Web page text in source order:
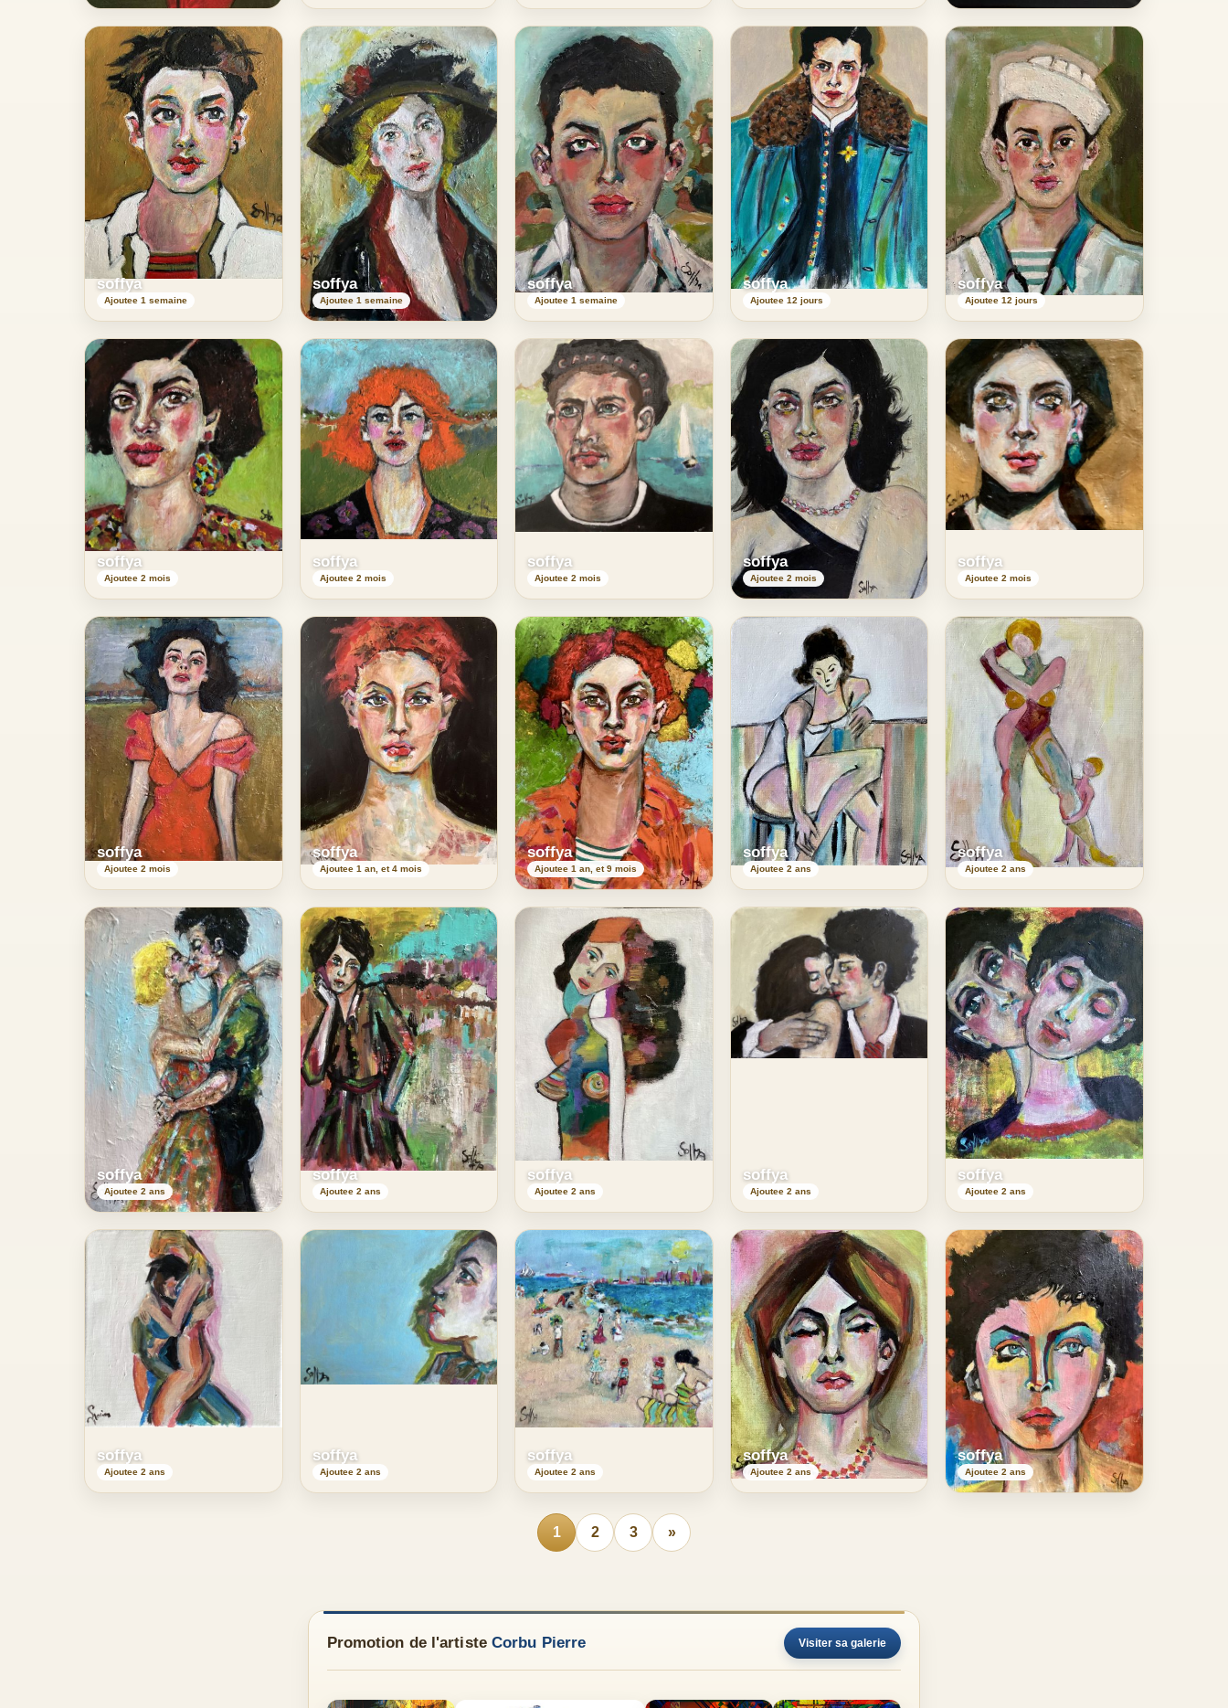
soffya
Ajoutee 1 semaine
soffya
Ajoutee 1 semaine
soffya
Ajoutee 1 semaine
soffya
Ajoutee 12 jours
soffya
Ajoutee 12 jours
soffya
Ajoutee 2 mois
soffya
Ajoutee 2 mois
soffya
Ajoutee 2 mois
soffya
Ajoutee 2 mois
soffya
Ajoutee 2 mois
soffya
Ajoutee 2 mois
soffya
Ajoutee 1 an, et 4 mois
soffya
Ajoutee 1 an, et 9 mois
soffya
Ajoutee 2 ans
soffya
Ajoutee 2 ans
soffya
Ajoutee 2 ans
soffya
Ajoutee 2 ans
soffya
Ajoutee 2 ans
soffya
Ajoutee 2 ans
soffya
Ajoutee 2 ans
soffya
Ajoutee 2 ans
soffya
Ajoutee 2 ans
soffya
Ajoutee 2 ans
soffya
Ajoutee 2 ans
soffya
Ajoutee 2 ans
1 2 3 »
Promotion de l'artiste Corbu Pierre Visiter sa galerie